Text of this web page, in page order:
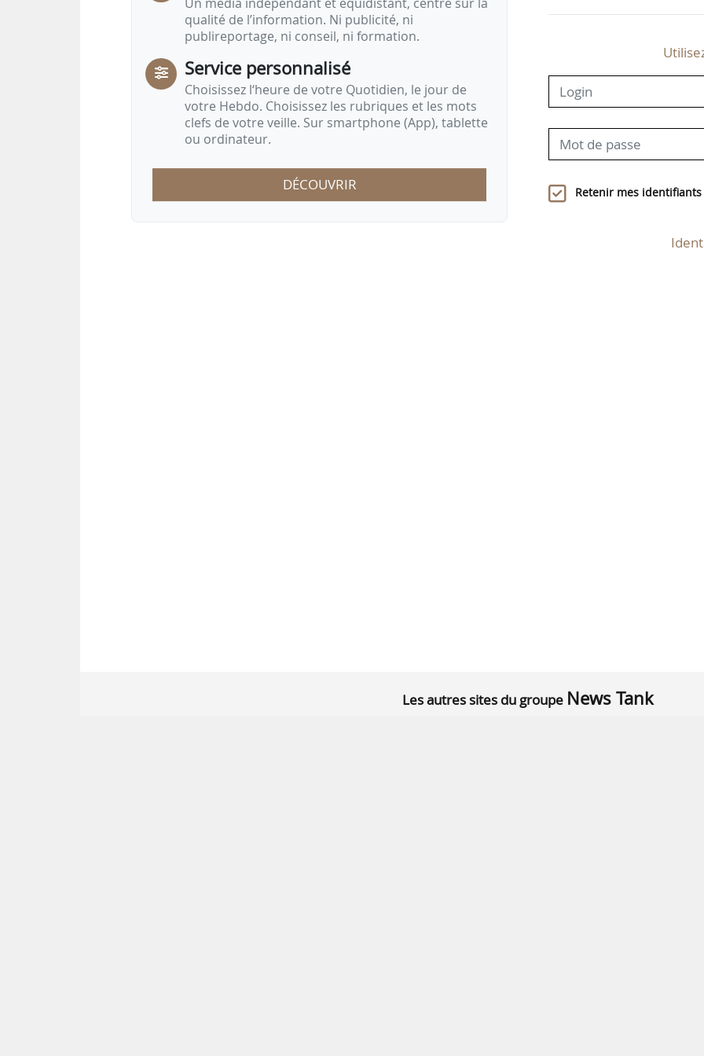
qualité de l’information. Ni publicité, ni
publireportage, ni conseil, ni formation.
Service personnalisé
Choisissez l‘heure de votre Quotidien, le jour de
votre Hebdo. Choisissez les rubriques et les mots
clefs de votre veille. Sur smartphone (App), tablette
ou ordinateur.
DÉCOUVRIR Retenir mes identifiants
Les autres sites du groupe News Tank